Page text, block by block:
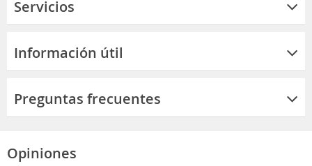
Servicios
Información útil
Preguntas frecuentes
Opiniones